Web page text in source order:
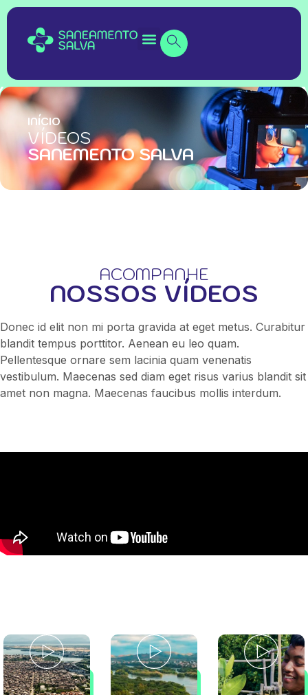
INÍCIO
VÍDEOS
SANEMENTO SALVA
ACOMPANHE
NOSSOS VÍDEOS
Donec id elit non mi porta gravida at eget metus. Curabitur
blandit tempus porttitor. Aenean eu leo quam.
Pellentesque ornare sem lacinia quam venenatis
vestibulum. Maecenas sed diam eget risus varius blandit sit
amet non magna. Maecenas faucibus mollis interdum.